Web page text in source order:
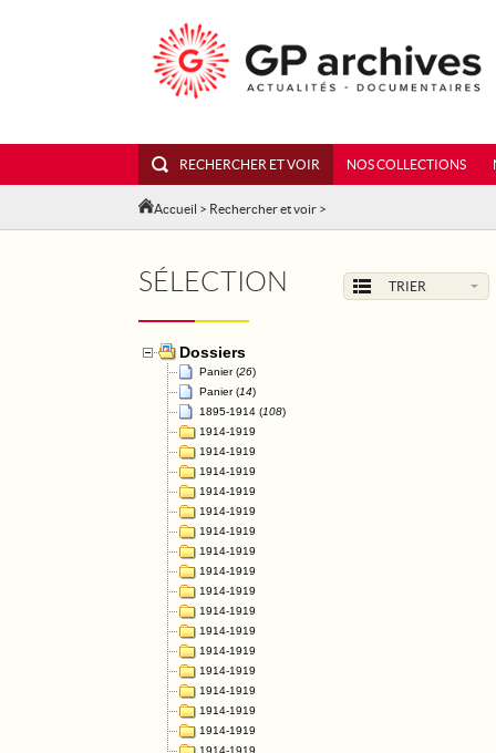
RECHERCHER ET VOIR NOS COLLECTIONS
Accueil > Rechercher et voir >
SÉLECTION TRIER